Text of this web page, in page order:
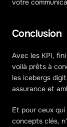
votre
Conclusion
Avec les KPI,
voilà prêts à
les icebergs
assurance et
Et pour ceux
concepts clés,